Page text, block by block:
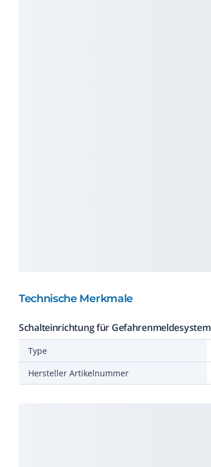
Technische Merkmale
Schalteinrichtung für Gefahrenmeldesystem
Type
Hersteller Artikelnummer